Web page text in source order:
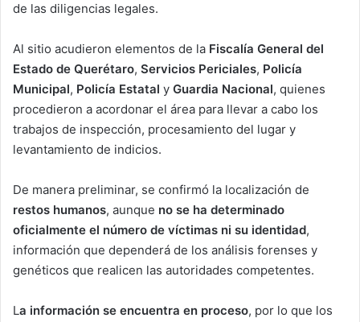
de las diligencias legales.
Al sitio acudieron elementos de la Fiscalía General del
Estado de Querétaro, Servicios Periciales, Policía
Municipal, Policía Estatal y Guardia Nacional, quienes
procedieron a acordonar el área para llevar a cabo los
trabajos de inspección, procesamiento del lugar y
levantamiento de indicios.
De manera preliminar, se confirmó la localización de
restos humanos, aunque no se ha determinado
oficialmente el número de víctimas ni su identidad,
información que dependerá de los análisis forenses y
genéticos que realicen las autoridades competentes.
La información se encuentra en proceso, por lo que los